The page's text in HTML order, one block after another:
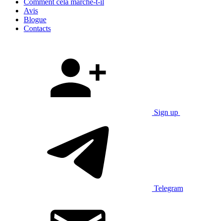
Comment cela marche-t-il
Avis
Blogue
Contacts
Sign up
Telegram